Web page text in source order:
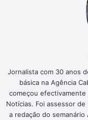
Jornalista com 30 anos
básica na Agência
começou efectivamente
Notícias. Foi assessor
a redação do